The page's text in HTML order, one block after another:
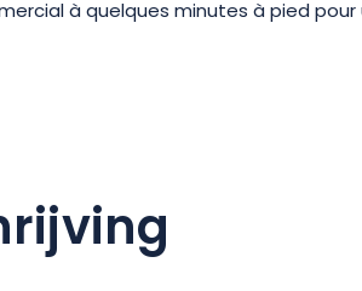
à quelques minutes à pied